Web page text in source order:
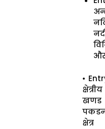
•
खणड
क्षेत्र